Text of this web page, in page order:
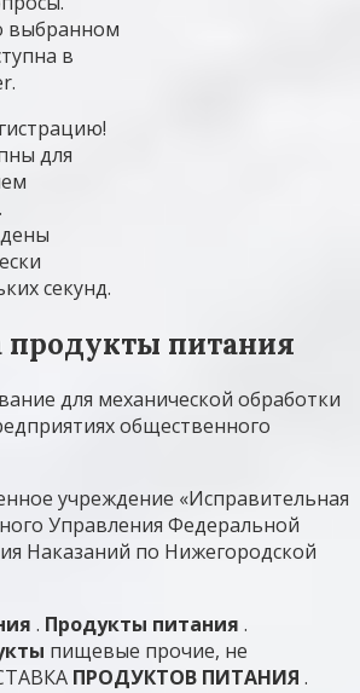
выбранном
в
для
секунд.
продукты питания
для механической обработки
общественного
учреждение «Исправительная
Управления Федеральной
Наказаний по Нижегородской
. Продукты питания .
пищевые прочие, не
ПРОДУКТОВ ПИТАНИЯ .